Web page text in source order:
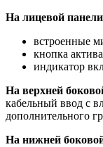
На лицевой
встроенные
кнопка
индикатор
На верхней
кабельный ввод с
дополнительного
На нижней